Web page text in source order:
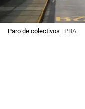
Paro de colectivos | PBA